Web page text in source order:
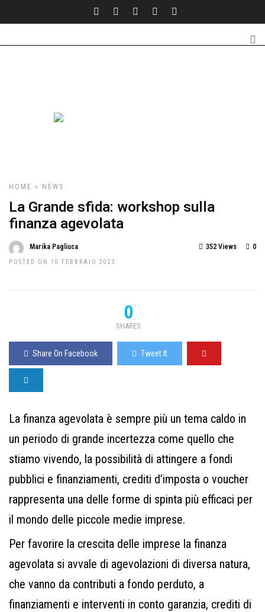
HOME » NEWS
La Grande sfida: workshop sulla
finanza agevolata
Marika Pagliuca
POSTED ON 10 FEBBRAIO 2023
0
352 Views
0
SHARES
Share On Facebook Tweet It
La finanza agevolata è sempre più un tema caldo in
un periodo di grande incertezza come quello che
stiamo vivendo, la possibilità di attingere a fondi
pubblici e finanziamenti, crediti d’imposta o voucher
rappresenta una delle forme di spinta più efficaci per
il mondo delle piccole medie imprese.
Per favorire la crescita delle imprese la finanza
agevolata si avvale di agevolazioni di diversa natura,
che vanno da contributi a fondo perduto, a
finanziamenti e interventi in conto garanzia, crediti di